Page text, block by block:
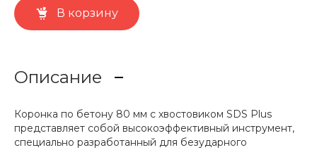
В корзину
Описание
Коронка по бетону 80 мм с хвостовиком SDS Plus
представляет собой высокоэффективный инструмент,
специально разработанный для безударного